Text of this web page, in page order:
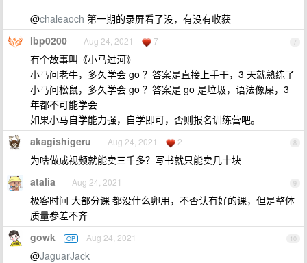
@chaleaoch 第一期的录屏看了没，有没有收获
7
lbp0200 Aug 24, 2021 7
有个故事叫《小马过河》
小马问老牛，多久学会 go ？答案是直接上手干，3 天就熟练了
小马问松鼠，多久学会 go ？答案是 go 是垃圾，语法像屎，3
年都不可能学会
如果小马自学能力强，自学即可，否则报名训练营吧。
8
akagishigeru Aug 24, 2021 2
为啥做成视频就能卖三千多？写书就只能卖几十块
9
atalia Aug 24, 2021
极客时间 大部分课 都没什么卵用，不否认有好的课，但是整体
质量参差不齐
10
gowk OP Aug 24, 2021
@JaguarJack